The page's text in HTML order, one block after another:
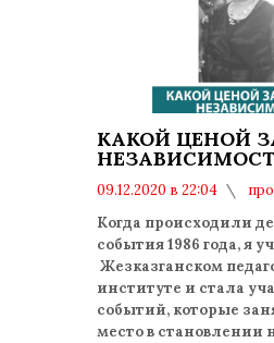
КАКОЙ ЦЕНОЙ
09.12.2020 в 22:04
Когда происходили
события 1986 года, я
Жезказганском
институте и стала
событий, которые
место в становлении